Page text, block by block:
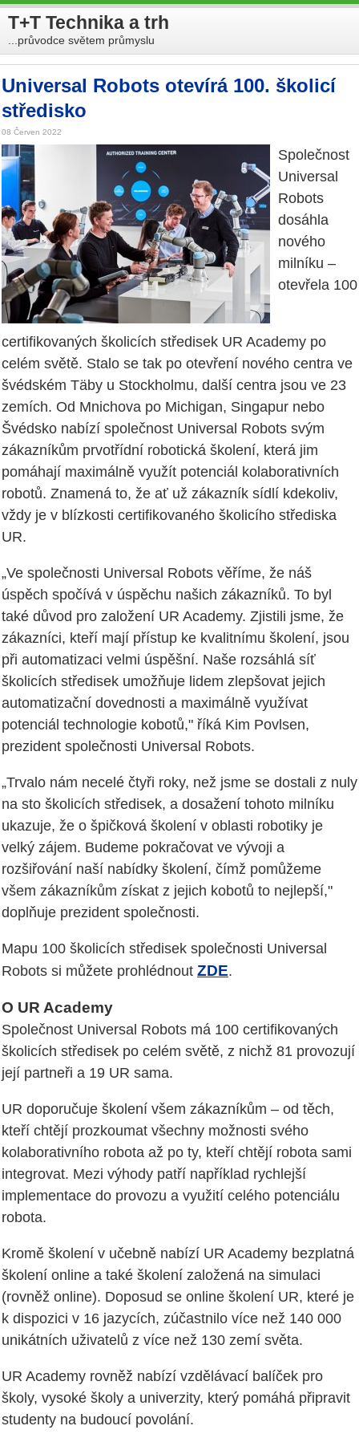
T+T Technika a trh
...průvodce světem průmyslu
Universal Robots otevírá 100. školicí
středisko
08 Červen 2022
Společnost
Universal
Robots
dosáhla
nového
milníku –
otevřela 100
certifikovaných školicích středisek UR Academy po
celém světě. Stalo se tak po otevření nového centra ve
švédském Täby u Stockholmu, další centra jsou ve 23
zemích. Od Mnichova po Michigan, Singapur nebo
Švédsko nabízí společnost Universal Robots svým
zákazníkům prvotřídní robotická školení, která jim
pomáhají maximálně využít potenciál kolaborativních
robotů. Znamená to, že ať už zákazník sídlí kdekoliv,
vždy je v blízkosti certifikovaného školicího střediska
UR.
„Ve společnosti Universal Robots věříme, že náš
úspěch spočívá v úspěchu našich zákazníků. To byl
také důvod pro založení UR Academy. Zjistili jsme, že
zákazníci, kteří mají přístup ke kvalitnímu školení, jsou
při automatizaci velmi úspěšní. Naše rozsáhlá síť
školicích středisek umožňuje lidem zlepšovat jejich
automatizační dovednosti a maximálně využívat
potenciál technologie kobotů," říká Kim Povlsen,
prezident společnosti Universal Robots.
„Trvalo nám necelé čtyři roky, než jsme se dostali z nuly
na sto školicích středisek, a dosažení tohoto milníku
ukazuje, že o špičková školení v oblasti robotiky je
velký zájem. Budeme pokračovat ve vývoji a
rozšiřování naší nabídky školení, čímž pomůžeme
všem zákazníkům získat z jejich kobotů to nejlepší,"
doplňuje prezident společnosti.
Mapu 100 školicích středisek společnosti Universal
Robots si můžete prohlédnout ZDE.
O UR Academy
Společnost Universal Robots má 100 certifikovaných
školicích středisek po celém světě, z nichž 81 provozují
její partneři a 19 UR sama.
UR doporučuje školení všem zákazníkům – od těch,
kteří chtějí prozkoumat všechny možnosti svého
kolaborativního robota až po ty, kteří chtějí robota sami
integrovat. Mezi výhody patří například rychlejší
implementace do provozu a využití celého potenciálu
robota.
Kromě školení v učebně nabízí UR Academy bezplatná
školení online a také školení založená na simulaci
(rovněž online). Doposud se online školení UR, které je
k dispozici v 16 jazycích, zúčastnilo více než 140 000
unikátních uživatelů z více než 130 zemí světa.
UR Academy rovněž nabízí vzdělávací balíček pro
školy, vysoké školy a univerzity, který pomáhá připravit
studenty na budoucí povolání.